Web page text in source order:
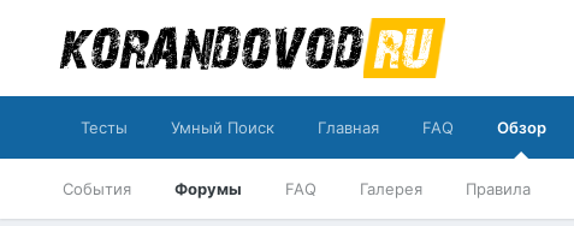
Тесты Умный Поиск Главная FAQ Обзор
События Форумы FAQ Галерея Правила